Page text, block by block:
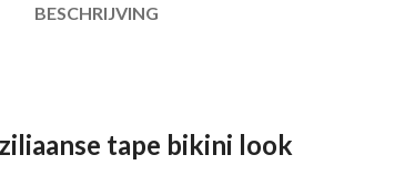
BESCHRIJVING
tape bikini look